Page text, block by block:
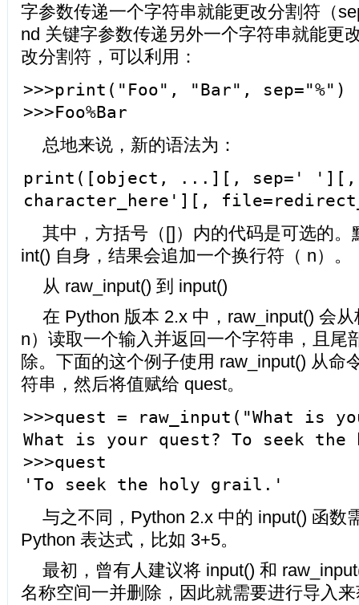
字参数传递一个字符串就能更改分割符（
nd 关键字参数传递另外一个字符串就能更
改分割符，可以利用：
>>>print("Foo", "Bar", sep="%")
>>>Foo%Bar
总地来说，新的语法为：
print([object, ...][, sep=' '][,
character_here'][,
其中，方括号（[]）内的代码是可选的。
int() 自身，结果会追加一个换行符（ n）。
从 raw_input() 到 input()
在 Python 版本 2.x 中，raw_input() 会
n）读取一个输入并返回一个字符串，且尾
除。下面的这个例子使用 raw_input() 从命
符串，然后将值赋给 quest。
>>>quest = raw_input("What is
What is your quest? To seek
>>>quest
'To seek the holy grail.'
与之不同，Python 2.x 中的 input() 函数
Python 表达式，比如 3+5。
最初，曾有人建议将 input() 和
名称空间一并删除，因此就需要进行导入